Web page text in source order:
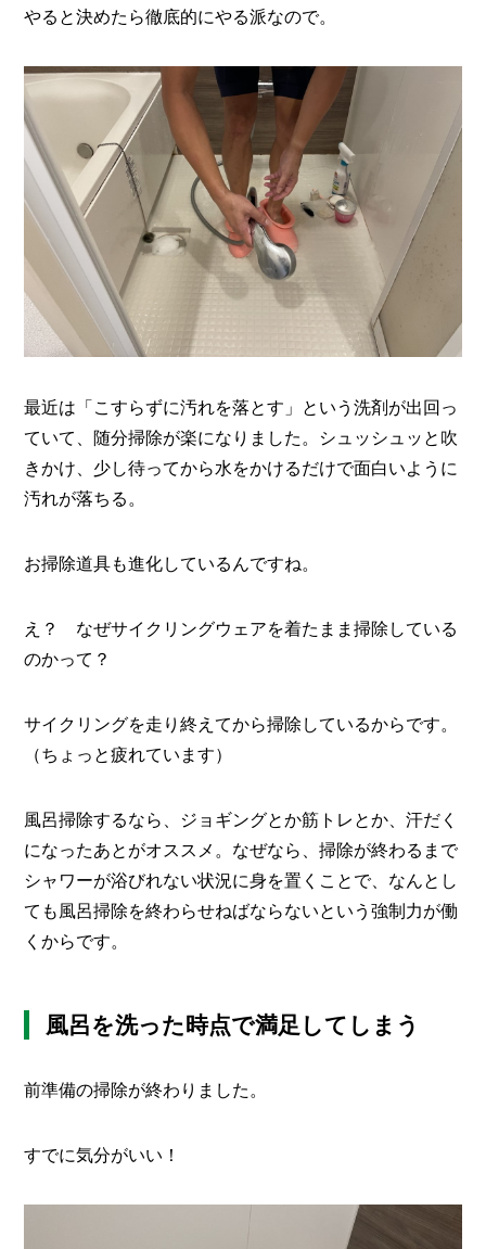
やると決めたら徹底的にやる派なので。
最近は「こすらずに汚れを落とす」という洗剤が出回っ
ていて、随分掃除が楽になりました。シュッシュッと吹
きかけ、少し待ってから水をかけるだけで面白いように
汚れが落ちる。
お掃除道具も進化しているんですね。
え？ なぜサイクリングウェアを着たまま掃除している
のかって？
サイクリングを走り終えてから掃除しているからです。
（ちょっと疲れています）
風呂掃除するなら、ジョギングとか筋トレとか、汗だく
になったあとがオススメ。なぜなら、掃除が終わるまで
シャワーが浴びれない状況に身を置くことで、なんとし
ても風呂掃除を終わらせねばならないという強制力が働
くからです。
風呂を洗った時点で満足してしまう
前準備の掃除が終わりました。
すでに気分がいい！